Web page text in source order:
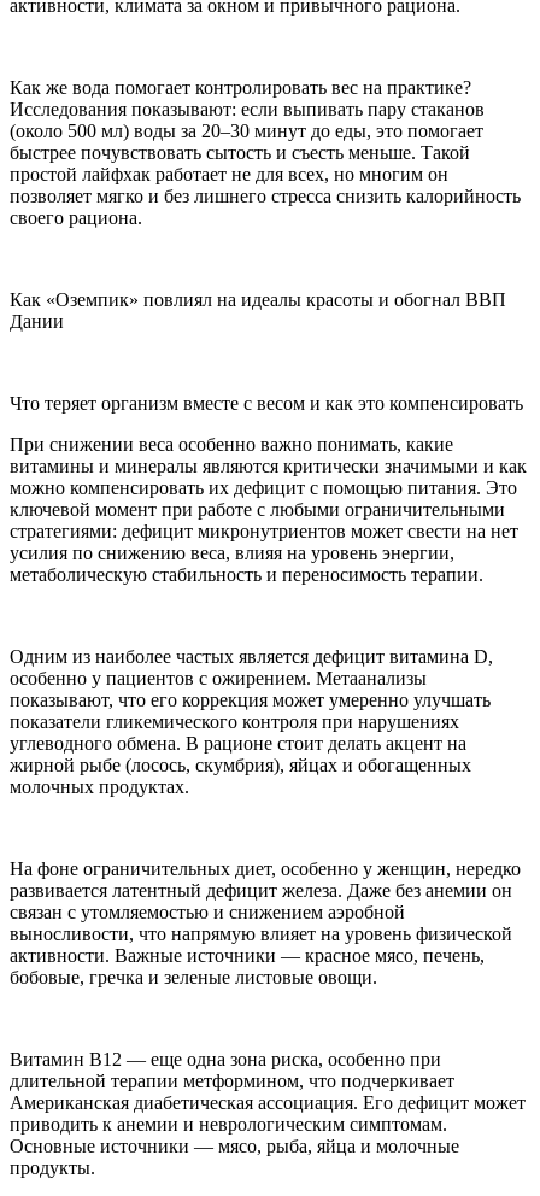
активности, климата за окном и привычного рациона.
Как же вода помогает контролировать вес на практике?
Исследования показывают: если выпивать пару стаканов
(около 500 мл) воды за 20–30 минут до еды, это помогает
быстрее почувствовать сытость и съесть меньше. Такой
простой лайфхак работает не для всех, но многим он
позволяет мягко и без лишнего стресса снизить калорийность
своего рациона.
Как «Оземпик» повлиял на идеалы красоты и обогнал ВВП
Дании
Что теряет организм вместе с весом и как это компенсировать
При снижении веса особенно важно понимать, какие
витамины и минералы являются критически значимыми и как
можно компенсировать их дефицит с помощью питания. Это
ключевой момент при работе с любыми ограничительными
стратегиями: дефицит микронутриентов может свести на нет
усилия по снижению веса, влияя на уровень энергии,
метаболическую стабильность и переносимость терапии.
Одним из наиболее частых является дефицит витамина D,
особенно у пациентов с ожирением. Метаанализы
показывают, что его коррекция может умеренно улучшать
показатели гликемического контроля при нарушениях
углеводного обмена. В рационе стоит делать акцент на
жирной рыбе (лосось, скумбрия), яйцах и обогащенных
молочных продуктах.
На фоне ограничительных диет, особенно у женщин, нередко
развивается латентный дефицит железа. Даже без анемии он
связан с утомляемостью и снижением аэробной
выносливости, что напрямую влияет на уровень физической
активности. Важные источники — красное мясо, печень,
бобовые, гречка и зеленые листовые овощи.
Витамин B12 — еще одна зона риска, особенно при
длительной терапии метформином, что подчеркивает
Американская диабетическая ассоциация. Его дефицит может
приводить к анемии и неврологическим симптомам.
Основные источники — мясо, рыба, яйца и молочные
продукты.